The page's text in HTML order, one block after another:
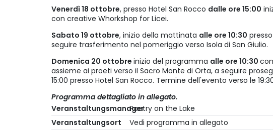
Venerdì 18 ottobre, presso Hotel San Rocco dalle ore 15:00
con creative Whorkshop for Licei.
Sabato 19 ottobre, inizio della mattinata alle ore 10:30
seguire trasferimento nel pomeriggio verso Isola di San Giulio.
Domenica 20 ottobre inizio del programma alle ore 10:30
assieme ai proeti verso il Sacro Monte di Orta, a seguire
15:00 presso Hotel San Rocco. Termine dell'evento verso le
Programma dettagliato in allegato.
VeranstaltungsmanagerPoetry on the Lake
Veranstaltungsort
Vedi programma in allegato